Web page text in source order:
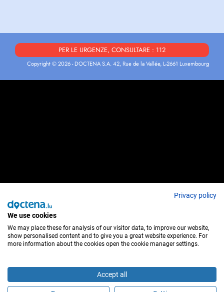
PER LE URGENZE, CONSULTARE : 112
Copyright © 2026 - DOCTENA S.A. 42, Rue de la Vallée, L-2661 Luxembourg
Privacy policy
We use cookies
We may place these for analysis of our visitor data, to improve our website,
show personalised content and to give you a great website experience. For
more information about the cookies open the cookie manager settings.
Accept all